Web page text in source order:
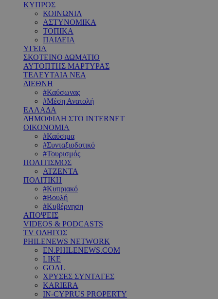
ΚΥΠΡΟΣ
ΚΟΙΝΩΝΙΑ
ΑΣΤΥΝΟΜΙΚΑ
ΤΟΠΙΚΑ
ΠΑΙΔΕΙΑ
ΥΓΕΙΑ
ΣΚΟΤΕΙΝΟ ΔΩΜΑΤΙΟ
ΑΥΤΟΠΤΗΣ ΜΑΡΤΥΡΑΣ
ΤΕΛΕΥΤΑΙΑ ΝΕΑ
ΔΙΕΘΝΗ
#Καύσωνας
#Μέση Ανατολή
ΕΛΛΑΔΑ
ΔΗΜΟΦΙΛΗ ΣΤΟ INTERNET
ΟΙΚΟΝΟΜΙΑ
#Καύσιμα
#Συνταξιοδοτικό
#Τουρισμός
ΠΟΛΙΤΙΣΜΟΣ
ΑΤΖΕΝΤΑ
ΠΟΛΙΤΙΚΗ
#Κυπριακό
#Βουλή
#Κυβέρνηση
ΑΠΟΨΕΙΣ
VIDEOS & PODCASTS
TV ΟΔΗΓΟΣ
PHILENEWS NETWORK
EN.PHILENEWS.COM
LIKE
GOAL
ΧΡΥΣΕΣ ΣΥΝΤΑΓΕΣ
KARIERA
IN-CYPRUS PROPERTY